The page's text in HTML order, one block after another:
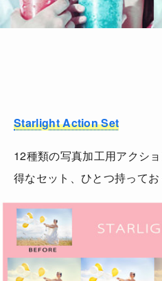
Starlight Action Set
12種類の写真加工用アクシ
得なセット、ひとつ持ってお